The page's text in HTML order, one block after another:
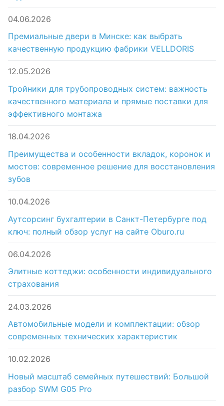
04.06.2026
Премиальные двери в Минске: как выбрать
качественную продукцию фабрики VELLDORIS
12.05.2026
Тройники для трубопроводных систем: важность
качественного материала и прямые поставки для
эффективного монтажа
18.04.2026
Преимущества и особенности вкладок, коронок и
мостов: современное решение для восстановления
зубов
10.04.2026
Аутсорсинг бухгалтерии в Санкт-Петербурге под
ключ: полный обзор услуг на сайте Oburo.ru
06.04.2026
Элитные коттеджи: особенности индивидуального
страхования
24.03.2026
Автомобильные модели и комплектации: обзор
современных технических характеристик
10.02.2026
Новый масштаб семейных путешествий: Большой
разбор SWM G05 Pro